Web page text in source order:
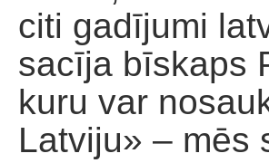
citi gadījumi
sacīja bīskaps
kuru var
Latviju» – mēs